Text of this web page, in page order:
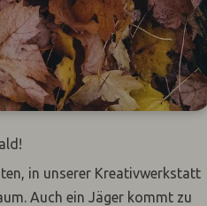
in unserer Kreativwerkstatt
Auch ein Jäger kommt zu